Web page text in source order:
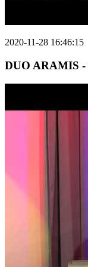
2020-11-28 16:46:15
DUO ARAMIS -